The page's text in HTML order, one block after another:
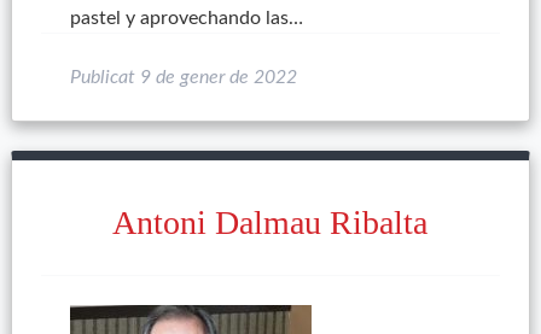
pastel y aprovechando las…
Publicat 9 de gener de 2022
Antoni Dalmau Ribalta